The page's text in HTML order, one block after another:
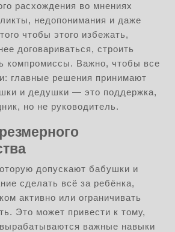
расхождения во мнениях
недопонимания и даже
чтобы этого избежать,
договариваться, строить
компромиссы. Важно, чтобы все
главные решения принимают
и дедушки — это поддержка,
но не руководитель.
допускают бабушки и
сделать всё за ребёнка,
активно или ограничивать
Это может привести к тому,
важные навыки